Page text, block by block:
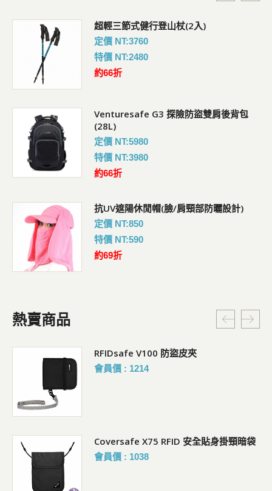
超輕三節式健行登山杖(2入)
定價 NT:3760
特價 NT:2480
約66折
Venturesafe G3 探險防盜雙肩後背包
(28L)
定價 NT:5980
特價 NT:3980
約66折
抗UV遮陽休閒帽(臉/肩頸部防曬設計)
定價 NT:850
特價 NT:590
約69折
熱賣商品
RFIDsafe V100 防盜皮夾
會員價 : 1214
Coversafe X75 RFID 安全貼身掛頸暗袋
會員價 : 1038